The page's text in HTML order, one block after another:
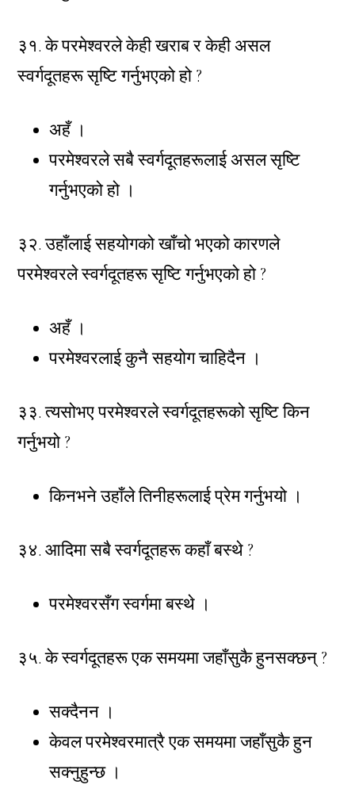
३१. के परमेश्वरले केही खराब र केही असल
स्वर्गदूतहरू सृष्टि गर्नुभएको हो ?
अहँ ।
परमेश्वरले सबै स्वर्गदूतहरूलाई असल सृष्टि
गर्नुभएको हो ।
३२. उहाँलाई सहयोगको खाँचो भएको कारणले
परमेश्वरले स्वर्गदूतहरू सृष्टि गर्नुभएको हो ?
अहँ ।
परमेश्वरलाई कुनै सहयोग चाहिदैन ।
३३. त्यसोभए परमेश्वरले स्वर्गदूतहरूको सृष्टि किन
गर्नुभयो ?
किनभने उहाँले तिनीहरूलाई प्रेम गर्नुभयो ।
३४. आदिमा सबै स्वर्गदूतहरू कहाँ बस्थे ?
परमेश्वरसँग स्वर्गमा बस्थे ।
३५. के स्वर्गदूतहरू एक समयमा जहाँसुकै हुनसक्छन् ?
सक्दैनन ।
केवल परमेश्वरमात्रै एक समयमा जहाँसुकै हुन
सक्नुहुन्छ ।